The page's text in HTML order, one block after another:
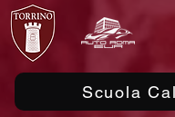
Scuola